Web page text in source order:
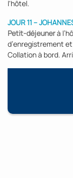
l'hôtel.
JOUR 11 –
Petit-déjeunerà
d’enregistrement
Collation à bord.